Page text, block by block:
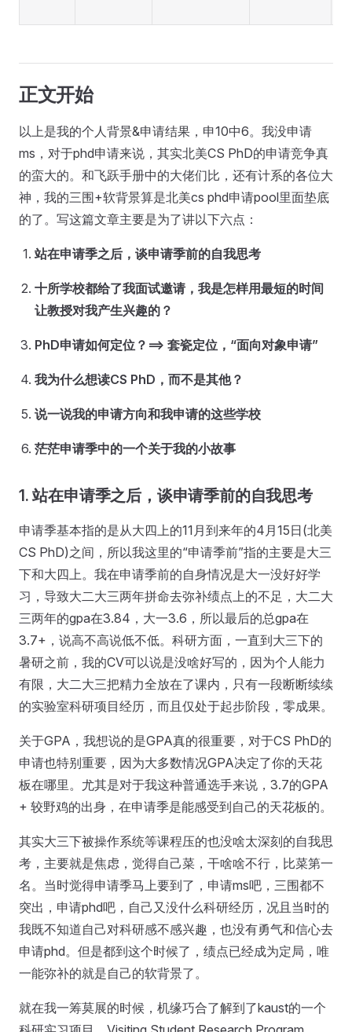
正文开始
以上是我的个人背景&申请结果，申10中6。我没申请
ms，对于phd申请来说，其实北美CS PhD的申请竞争真
的蛮大的。和飞跃手册中的大佬们比，还有计系的各位大
神，我的三围+软背景算是北美cs phd申请pool里面垫底
的了。写这篇文章主要是为了讲以下六点：
站在申请季之后，谈申请季前的自我思考
十所学校都给了我面试邀请，我是怎样用最短的时间
让教授对我产生兴趣的？
PhD申请如何定位？==> 套瓷定位，“面向对象申请”
我为什么想读CS PhD，而不是其他？
说一说我的申请方向和我申请的这些学校
茫茫申请季中的一个关于我的小故事
1. 站在申请季之后，谈申请季前的自我思考
申请季基本指的是从大四上的11月到来年的4月15日(北美
CS PhD)之间，所以我这里的“申请季前”指的主要是大三
下和大四上。我在申请季前的自身情况是大一没好好学
习，导致大二大三两年拼命去弥补绩点上的不足，大二大
三两年的gpa在3.84，大一3.6，所以最后的总gpa在
3.7+，说高不高说低不低。科研方面，一直到大三下的
暑研之前，我的CV可以说是没啥好写的，因为个人能力
有限，大二大三把精力全放在了课内，只有一段断断续续
的实验室科研项目经历，而且仅处于起步阶段，零成果。
关于GPA，我想说的是GPA真的很重要，对于CS PhD的
申请也特别重要，因为大多数情况GPA决定了你的天花
板在哪里。尤其是对于我这种普通选手来说，3.7的GPA
+ 较野鸡的出身，在申请季是能感受到自己的天花板的。
其实大三下被操作系统等课程压的也没啥太深刻的自我思
考，主要就是焦虑，觉得自己菜，干啥啥不行，比菜第一
名。当时觉得申请季马上要到了，申请ms吧，三围都不
突出，申请phd吧，自己又没什么科研经历，况且当时的
我既不知道自己对科研感不感兴趣，也没有勇气和信心去
申请phd。但是都到这个时候了，绩点已经成为定局，唯
一能弥补的就是自己的软背景了。
就在我一筹莫展的时候，机缘巧合了解到了kaust的一个